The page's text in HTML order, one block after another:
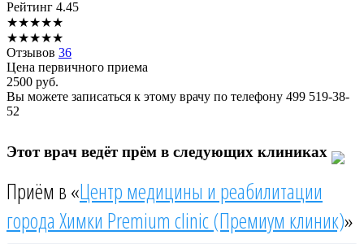
Рейтинг 4.45
★★★★★
★★★★★
Отзывов 36
Цена первичного приема
2500 руб.
Вы можете записаться к этому врачу по телефону 499 519-38-
52
Этот врач ведёт прём в следующих клиниках
Приём в «Центр медицины и реабилитации
города Химки Premium clinic (Премиум клиник)»